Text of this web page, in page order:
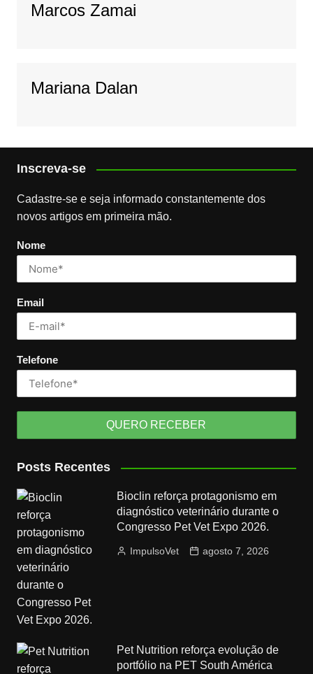
Marcos Zamai
Mariana Dalan
Inscreva-se
Cadastre-se e seja informado constantemente dos
novos artigos em primeira mão.
Nome
Email
Telefone
Posts Recentes
Bioclin reforça protagonismo em
diagnóstico veterinário durante o
Congresso Pet Vet Expo 2026.
ImpulsoVet agosto 7, 2026
Pet Nutrition reforça evolução de
portfólio na PET South América